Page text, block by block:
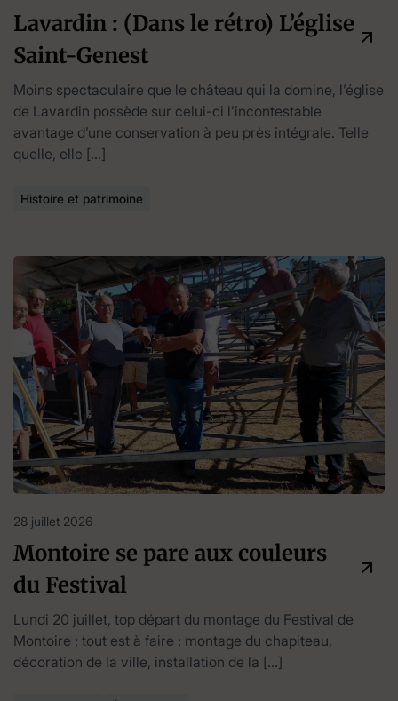
Lavardin : (Dans le rétro) L’église
Saint-Genest
Moins spectaculaire que le château qui la domine, l’église
de Lavardin possède sur celui-ci l’incontestable
avantage d’une conservation à peu près intégrale. Telle
quelle, elle […]
Histoire et patrimoine
28 juillet 2026
Montoire se pare aux couleurs
du Festival
Lundi 20 juillet, top départ du montage du Festival de
Montoire ; tout est à faire : montage du chapiteau,
décoration de la ville, installation de la […]